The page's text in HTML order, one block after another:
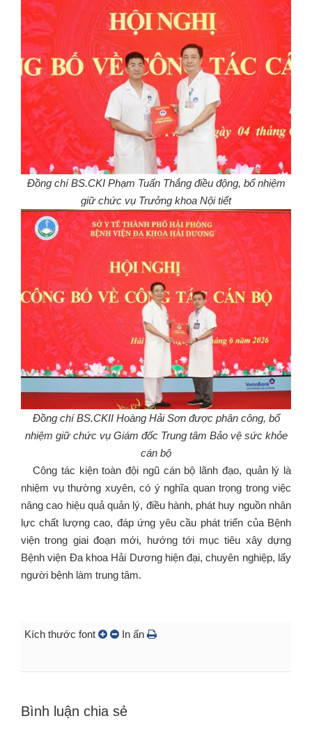
Đồng chí BS.CKI Phạm Tuấn Thắng điều động, bổ nhiệm
giữ chức vụ Trưởng khoa Nội tiết
Đồng chí BS.CKII Hoàng Hải Sơn được phân công, bổ
nhiệm giữ chức vụ Giám đốc Trung tâm Bảo vệ sức khỏe
cán bộ
Công tác kiện toàn đội ngũ cán bộ lãnh đạo, quản lý là
nhiệm vụ thường xuyên, có ý nghĩa quan trọng trong việc
nâng cao hiệu quả quản lý, điều hành, phát huy nguồn nhân
lực chất lượng cao, đáp ứng yêu cầu phát triển của Bệnh
viện trong giai đoạn mới, hướng tới mục tiêu xây dựng
Bệnh viện Đa khoa Hải Dương hiện đại, chuyên nghiệp, lấy
người bệnh làm trung tâm.
Kích thước font In ấn
Bình luận chia sẻ